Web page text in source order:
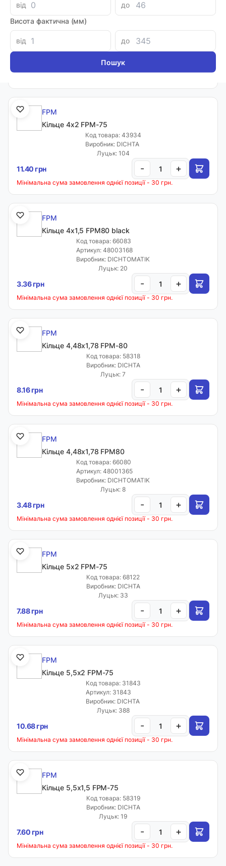
від
до
Висота фактична (мм)
від до
Кільце 4х1 FPM-75
Код товара: 58317
Виробник: DICHTA
Луцьк: 4
FPM
Кільце 4х2 FPM-75
Код товара: 43934
Виробник: DICHTA
Луцьк: 104
11.40 грн - +
Мінімальна сума замовлення однієї позиції - 30 грн.
FPM
Кільце 4х1,5 FPM80 black
Код товара: 66083
Артикул: 48003168
Виробник: DICHTOMATIK
Луцьк: 20
3.36 грн - +
Мінімальна сума замовлення однієї позиції - 30 грн.
FPM
Кільце 4,48х1,78 FPM-80
Код товара: 58318
Виробник: DICHTA
Луцьк: 7
8.16 грн - +
Мінімальна сума замовлення однієї позиції - 30 грн.
FPM
Кільце 4,48х1,78 FPM80
Код товара: 66080
Артикул: 48001365
Виробник: DICHTOMATIK
Луцьк: 8
3.48 грн - +
Мінімальна сума замовлення однієї позиції - 30 грн.
FPM
Кільце 5х2 FPM-75
Код товара: 68122
Виробник: DICHTA
Луцьк: 33
7.88 грн - +
Мінімальна сума замовлення однієї позиції - 30 грн.
FPM
Кільце 5,5х2 FPM-75
Код товара: 31843
Артикул: 31843
Виробник: DICHTA
Луцьк: 388
10.68 грн - +
Мінімальна сума замовлення однієї позиції - 30 грн.
FPM
Кільце 5,5х1,5 FPM-75
Код товара: 58319
Виробник: DICHTA
Луцьк: 19
7.60 грн - +
Мінімальна сума замовлення однієї позиції - 30 грн.